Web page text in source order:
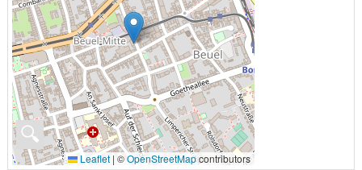
🔍
Leaflet | ©OpenStreetMapcontributors